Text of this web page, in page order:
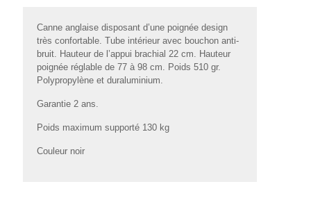
Canne anglaise disposant d’une poignée design
très confortable. Tube intérieur avec bouchon anti-
bruit. Hauteur de l’appui brachial 22 cm. Hauteur
poignée réglable de 77 à 98 cm. Poids 510 gr.
Polypropylène et duraluminium.
Garantie 2 ans.
Poids maximum supporté 130 kg
Couleur noir